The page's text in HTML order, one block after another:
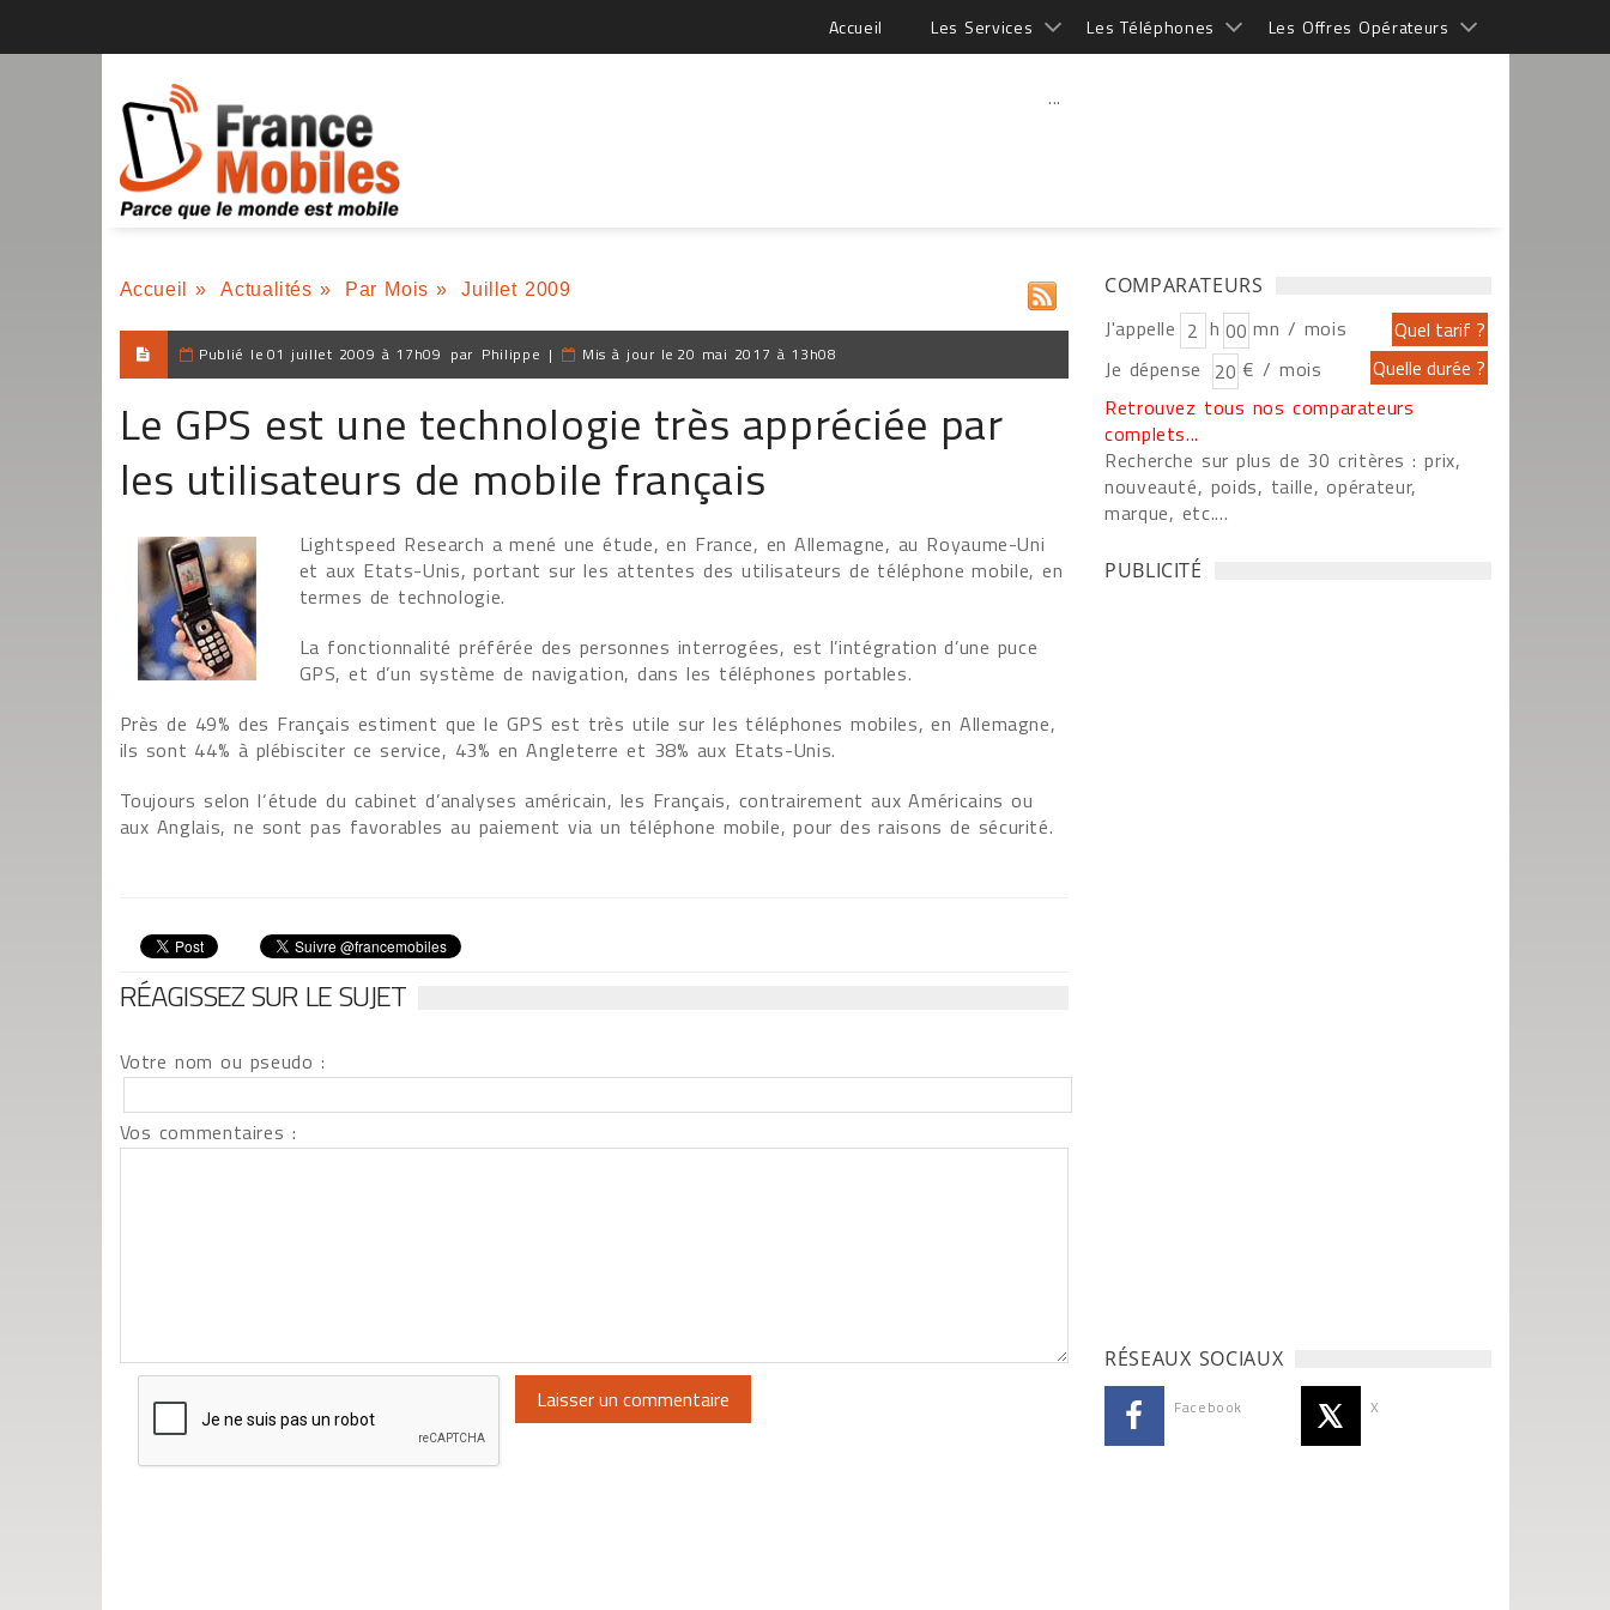
Accueil Les Services Les Téléphones Les Offres Opérateurs
...
Accueil » Actualités » Par Mois » Juillet 2009
Publié le 01 juillet 2009 à 17h09 par Philippe | Mis à jour le 20 mai 2017 à 13h08
Le GPS est une technologie très appréciée par
les utilisateurs de mobile français
Lightspeed Research a mené une étude, en France, en Allemagne, au Royaume-Uni
et aux Etats-Unis, portant sur les attentes des utilisateurs de téléphone mobile, en
termes de technologie.
La fonctionnalité préférée des personnes interrogées, est l’intégration d’une puce
GPS, et d’un système de navigation, dans les téléphones portables.
Près de 49% des Français estiment que le GPS est très utile sur les téléphones mobiles, en Allemagne,
ils sont 44% à plébisciter ce service, 43% en Angleterre et 38% aux Etats-Unis.
Toujours selon l‘étude du cabinet d’analyses américain, les Français, contrairement aux Américains ou
aux Anglais, ne sont pas favorables au paiement via un téléphone mobile, pour des raisons de sécurité.
RÉAGISSEZ SUR LE SUJET
Votre nom ou pseudo :
Vos commentaires :
COMPARATEURS
J'appelle h
mn / mois
Je dépense
€ / mois
Retrouvez tous nos comparateurs
complets...
Recherche sur plus de 30 critères : prix,
nouveauté, poids, taille, opérateur,
marque, etc....
PUBLICITÉ
RÉSEAUX SOCIAUX
Facebook X